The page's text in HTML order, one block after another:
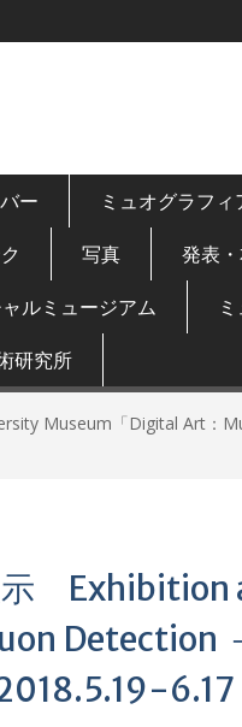
ー
ミュオグラフ
写真 発表
ルミュージアム
研究所
Museum「Digital Art：
示 Exhibition
Detection
6.17